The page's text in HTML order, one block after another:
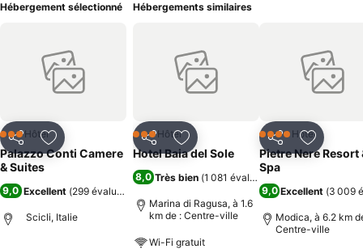
Hébergement sélectionné
PartagerAjouter à mes favoris
3 ÉtoilesHôtel
Palazzo Conti Camere
& Suites
9,0 Excellent (299 évaluations
Scicli, Italie
Hébergements similaires
PartagerAjouter à mes favoris
3 ÉtoilesHôtel
Hotel Baia del Sole
8,0 Très bien (1 081 évaluations
Marina di Ragusa, à 1.6
km de : Centre-ville
Wi-Fi gratuit
PartagerAjouter
4 ÉtoilesHôtel
Pietre Nere Resort
Spa
9,0 Excellent (3 009
Modica, à 6.2 km
Centre-ville